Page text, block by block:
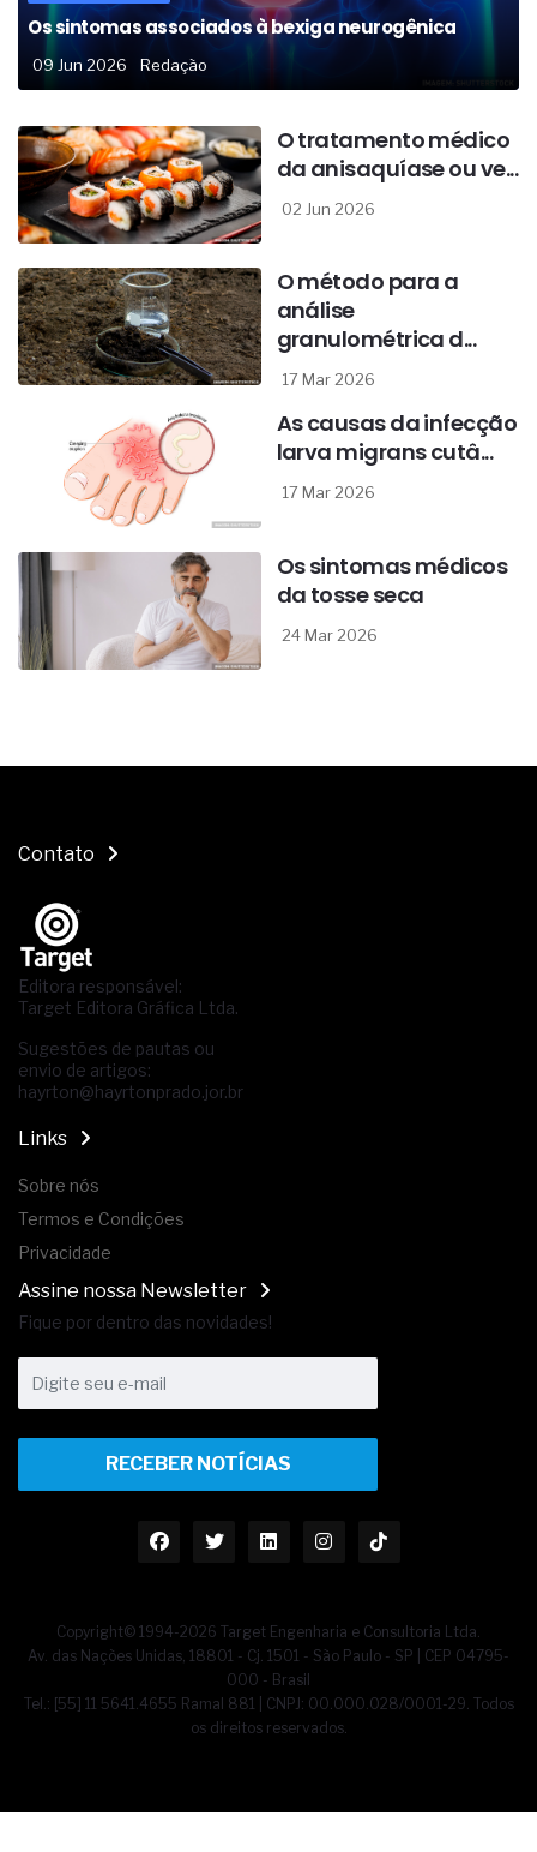
Os sintomas associados à bexiga neurogênica
09 Jun 2026 Redação
O tratamento médico
da anisaquíase ou ve...
02 Jun 2026
O método para a
análise
granulométrica d...
17 Mar 2026
As causas da infecção
larva migrans cutâ...
17 Mar 2026
Os sintomas médicos
da tosse seca
24 Mar 2026
Contato
Editora responsável:
Target Editora Gráfica Ltda.
Sugestões de pautas ou
envio de artigos:
hayrton@hayrtonprado.jor.br
Links
Sobre nós
Termos e Condições
Privacidade
Assine nossa Newsletter
Fique por dentro das novidades!
RECEBER NOTÍCIAS
Copyright© 1994-2026 Target Engenharia e Consultoria Ltda.
Av. das Nações Unidas, 18801 - Cj. 1501 - São Paulo - SP | CEP 04795-
000 - Brasil
Tel.: [55] 11 5641.4655 Ramal 881 | CNPJ: 00.000.028/0001-29. Todos
os direitos reservados.